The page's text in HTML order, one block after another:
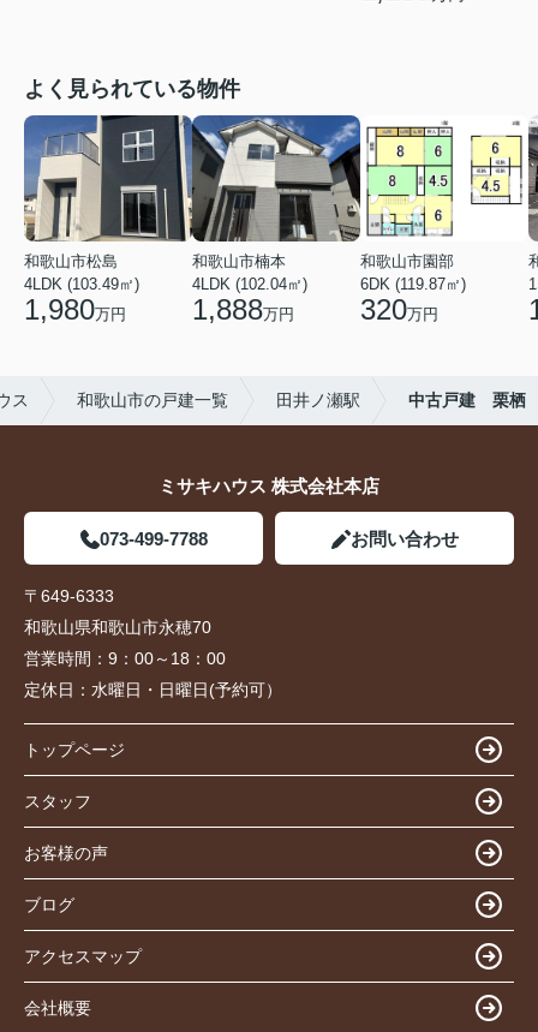
よく見られている物件
和歌山市松島
4LDK (103.49㎡)
1,980万円
和歌山市楠本
4LDK (102.04㎡)
1,888万円
和歌山市園部
6DK (119.87㎡)
320万円
ス 和歌山市の戸建一覧 田井ノ瀬駅 中古戸建 栗栖
ミサキハウス 株式会社本店
073-499-7788 お問い合わせ
〒649-6333
和歌山県和歌山市永穂70
営業時間： 9：00～18：00
定休日： 水曜日・日曜日(予約可）
トップページ
スタッフ
お客様の声
ブログ
アクセスマップ
会社概要